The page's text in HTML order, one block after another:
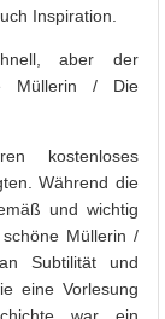
Inspiration.
aber der
Müllerin / Die
kostenloses
Während die
und wichtig
Müllerin /
Subtilität und
eine Vorlesung
war ein